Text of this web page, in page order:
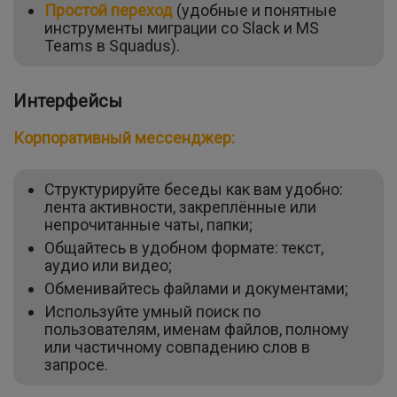
Простой переход (удобные и понятные
инструменты миграции со Slack и MS
Teams в Squadus).
Интерфейсы
Корпоративный мессенджер:
Структурируйте беседы как вам удобно:
лента активности, закреплённые или
непрочитанные чаты, папки;
Общайтесь в удобном формате: текст,
аудио или видео;
Обменивайтесь файлами и документами;
Используйте умный поиск по
пользователям, именам файлов, полному
или частичному совпадению слов в
запросе.